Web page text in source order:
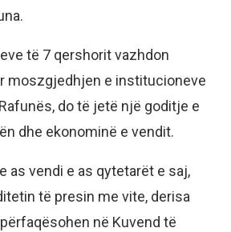
të 7 qershorit vazhdon
moszgjedhjen e institucioneve
do të jetë një goditje e
dhe ekonominë e vendit.
as vendi e as qytetarët e saj,
të presin me vite, derisa
në Kuvend të